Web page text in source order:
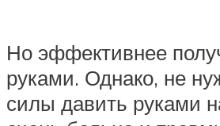
Но эффективнее
руками. Однако, не
силы давить руками